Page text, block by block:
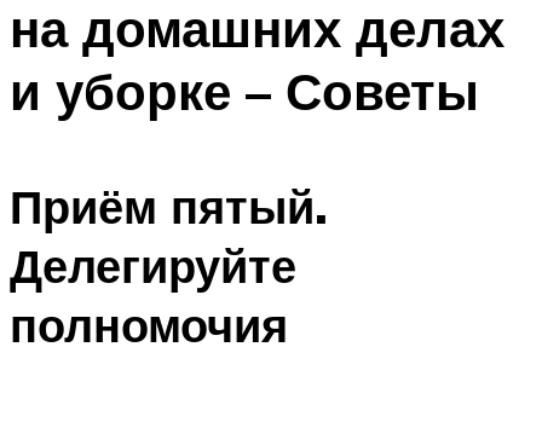
на домашних делах
и уборке – Советы
Приём пятый.
Делегируйте
полномочия